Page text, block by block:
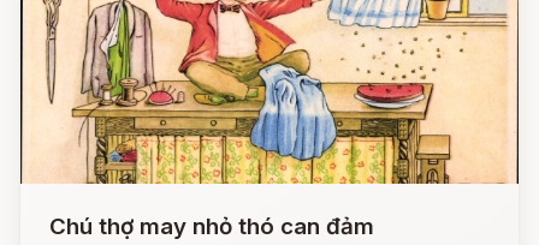
Chú thợ may nhỏ thó can đảm